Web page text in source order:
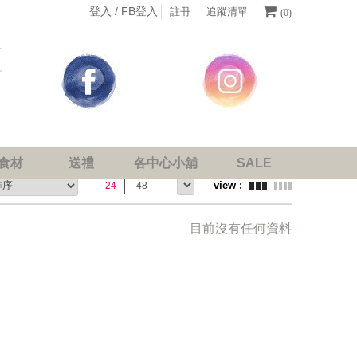
(0)
登入 / FB登入 註冊 追蹤清單
材 送禮 各中心小舖 SALE
24 48
目前沒有任何資料